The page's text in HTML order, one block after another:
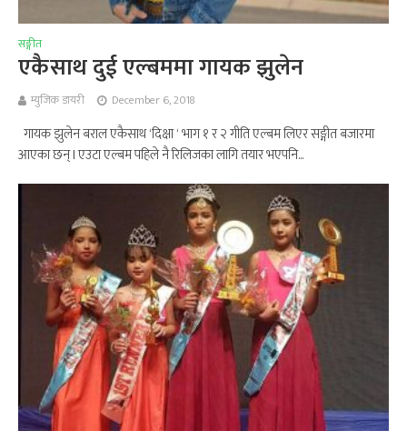
सङ्गीत
एकैसाथ दुई एल्बममा गायक झुलेन
म्युजिक डायरी December 6, 2018
गायक झुलेन बराल एकैसाथ ‘दिक्षा ‘ भाग १ र २ गीति एल्बम लिएर सङ्गीत बजारमा
आएका छन् l एउटा एल्बम पहिले नै रिलिजका लागि तयार भएपनि...